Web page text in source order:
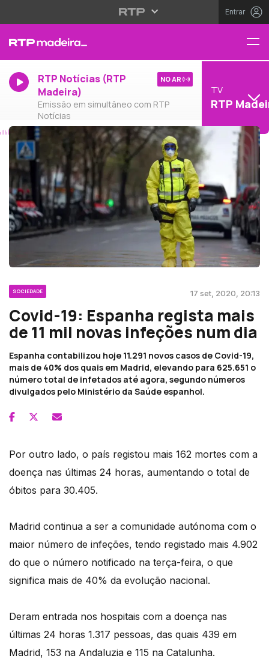
Entrar
RTP Notícias (RTP
Madeira)
Emissão em simultâneo com RTP
Notícias
NO AR
TV
RTP
SOCIEDADE 17 set, 2020, 20:13
Covid-19: Espanha regista mais
de 11 mil novas infeções num dia
Espanha contabilizou hoje 11.291 novos casos de Covid-19,
mais de 40% dos quais em Madrid, elevando para 625.651 o
número total de infetados até agora, segundo números
divulgados pelo Ministério da Saúde espanhol.
Por outro lado, o país registou mais 162 mortes com a
doença nas últimas 24 horas, aumentando o total de
óbitos para 30.405.
Madrid continua a ser a comunidade autónoma com o
maior número de infeções, tendo registado mais 4.902
do que o número notificado na terça-feira, o que
significa mais de 40% da evolução nacional.
Deram entrada nos hospitais com a doença nas
últimas 24 horas 1.317 pessoas, das quais 439 em
Madrid, 153 na Andaluzia e 115 na Catalunha.